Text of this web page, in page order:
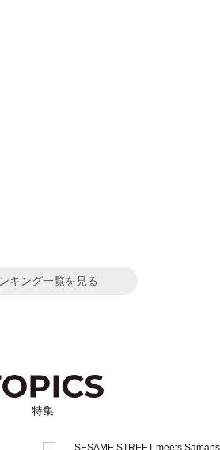
キング一覧を見る
特集